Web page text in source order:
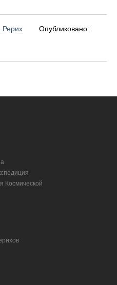
Рерих Опубликовано:
Космической